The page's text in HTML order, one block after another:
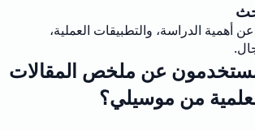
أهمية الدراسة، والتطبيقات العملية،
عن ملخص المقالات
من موسيلي؟